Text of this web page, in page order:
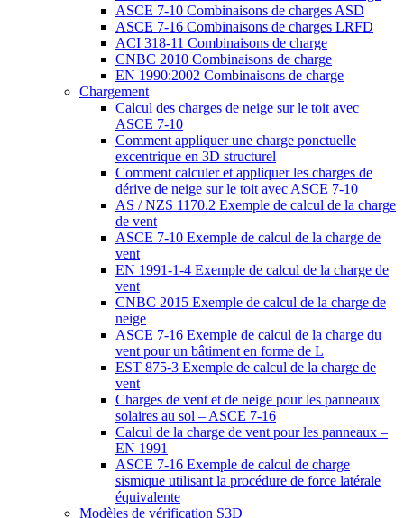
ASCE 7-10 Combinaisons de charges ASD
ASCE 7-16 Combinaisons de charges LRFD
ACI 318-11 Combinaisons de charge
CNBC 2010 Combinaisons de charge
EN 1990:2002 Combinaisons de charge
Chargement
Calcul des charges de neige sur le toit avec
ASCE 7-10
Comment appliquer une charge ponctuelle
excentrique en 3D structurel
Comment calculer et appliquer les charges de
dérive de neige sur le toit avec ASCE 7-10
AS / NZS 1170.2 Exemple de calcul de la charge
de vent
ASCE 7-10 Exemple de calcul de la charge de
vent
EN 1991-1-4 Exemple de calcul de la charge de
vent
CNBC 2015 Exemple de calcul de la charge de
neige
ASCE 7-16 Exemple de calcul de la charge du
vent pour un bâtiment en forme de L
EST 875-3 Exemple de calcul de la charge de
vent
Charges de vent et de neige pour les panneaux
solaires au sol – ASCE 7-16
Calcul de la charge de vent pour les panneaux –
EN 1991
ASCE 7-16 Exemple de calcul de charge
sismique utilisant la procédure de force latérale
équivalente
Modèles de vérification S3D